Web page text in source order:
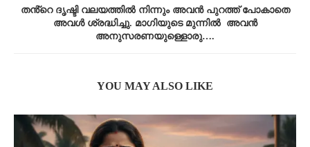
തൻ്റെ ദൃഷ്ടി വലയത്തിൽ നിന്നും അവൻ പുറത്ത് പോകാതെ
അവൾ ശ്രദ്ധിച്ചു. മാഗിയുടെ മുന്നിൽ അവൻ
അനുസരണയുള്ളൊരു….
YOU MAY ALSO LIKE